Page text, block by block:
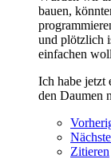
bauen,
und plötzlich
einfachen
Ich habe jetzt
den Daumen
Zitieren